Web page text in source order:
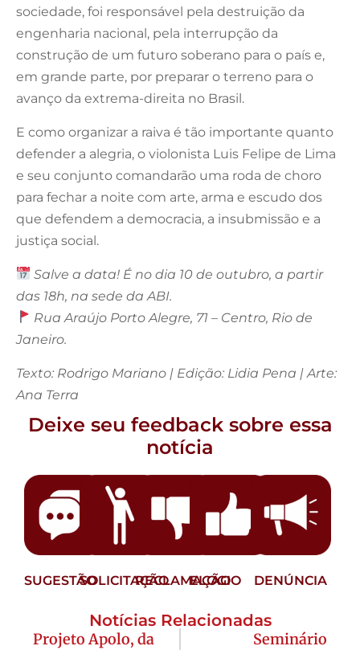
sociedade, foi responsável pela destruição da
engenharia nacional, pela interrupção da
construção de um futuro soberano para o país e,
em grande parte, por preparar o terreno para o
avanço da extrema-direita no Brasil.
E como organizar a raiva é tão importante quanto
defender a alegria, o violonista Luis Felipe de Lima
e seu conjunto comandarão uma roda de choro
para fechar a noite com arte, arma e escudo dos
que defendem a democracia, a insubmissão e a
justiça social.
Salve a data! É no dia 10 de outubro, a partir
das 18h, na sede da ABI.
Rua Araújo Porto Alegre, 71 – Centro, Rio de
Janeiro.
Texto: Rodrigo Mariano | Edição: Lidia Pena | Arte:
Ana Terra
Deixe seu feedback sobre essa
notícia
SUGESTÃOSOLICITAÇÃORECLAMAÇÃO
ELOGIO DENÚNCIA
Notícias Relacionadas
Projeto Apolo, da
Seminário